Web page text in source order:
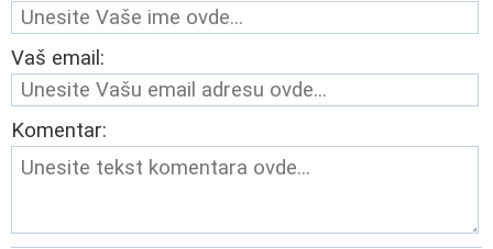
Vaš email:
Komentar: